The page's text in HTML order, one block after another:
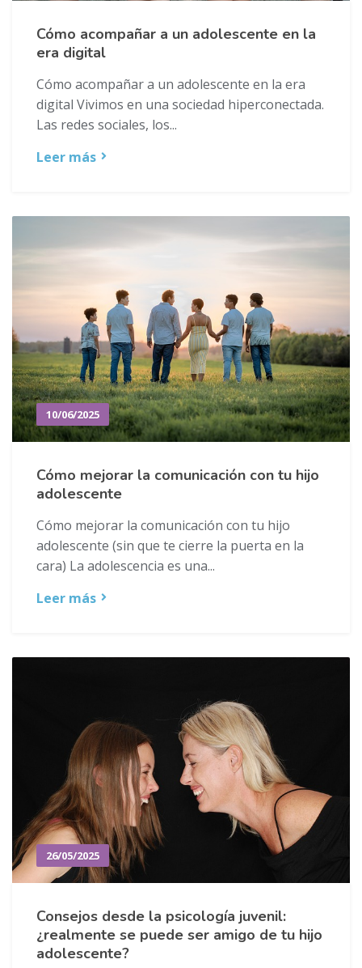
Cómo acompañar a un adolescente en la
era digital
Cómo acompañar a un adolescente en la era
digital Vivimos en una sociedad hiperconectada.
Las redes sociales, los...
Leer más
10/06/2025
Cómo mejorar la comunicación con tu hijo
adolescente
Cómo mejorar la comunicación con tu hijo
adolescente (sin que te cierre la puerta en la
cara) La adolescencia es una...
Leer más
26/05/2025
Consejos desde la psicología juvenil:
¿realmente se puede ser amigo de tu hijo
adolescente?